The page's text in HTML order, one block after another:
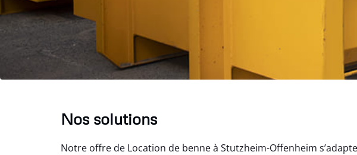
Nos solutions
Notre offre de Location de benne à Stutzheim-Offenheim